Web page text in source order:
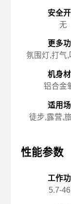
安全
无
更多
氛围灯,打气
机身
铝合金
适用
徒步,露营,
性能参数
工作
5.7-